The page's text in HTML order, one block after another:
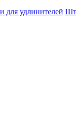
для удлинителей